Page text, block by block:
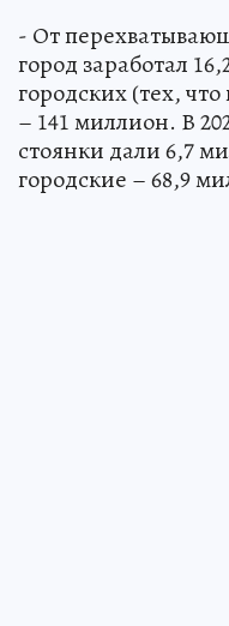
- От
город заработал
городских (тех,
– 141 миллион. В
стоянки дали 6,7
городские – 68,9